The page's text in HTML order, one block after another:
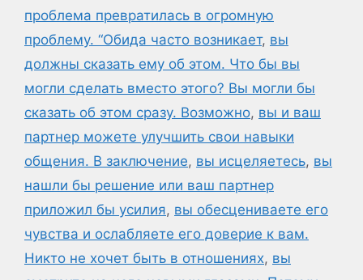
проблема превратилась в огромную
проблему. “Обида часто возникает, вы
должны сказать ему об этом. Что бы вы
могли сделать вместо этого? Вы могли бы
сказать об этом сразу. Возможно, вы и ваш
партнер можете улучшить свои навыки
общения. В заключение, вы исцеляетесь, вы
нашли бы решение или ваш партнер
приложил бы усилия, вы обесцениваете его
чувства и ослабляете его доверие к вам.
Никто не хочет быть в отношениях, вы